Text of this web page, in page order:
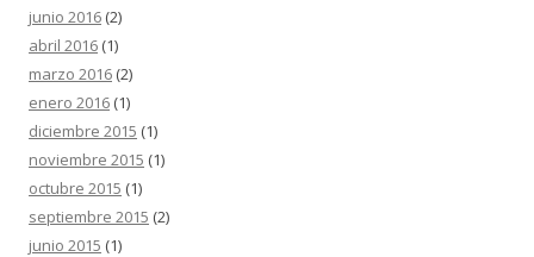
junio 2016 (2)
abril 2016 (1)
marzo 2016 (2)
enero 2016 (1)
diciembre 2015 (1)
noviembre 2015 (1)
octubre 2015 (1)
septiembre 2015 (2)
junio 2015 (1)